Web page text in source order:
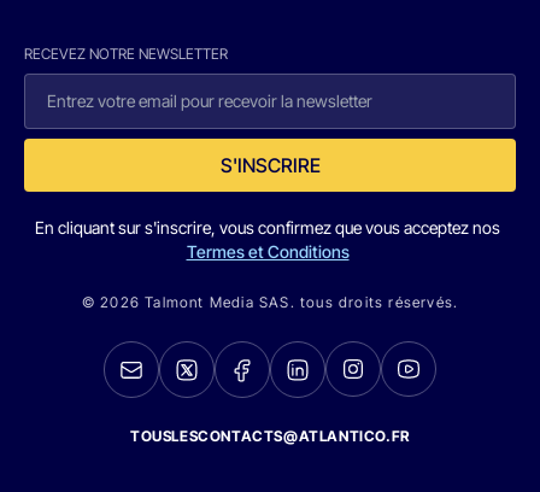
RECEVEZ NOTRE NEWSLETTER
S'INSCRIRE
En cliquant sur s'inscrire, vous confirmez que vous acceptez nos
Termes et Conditions
© 2026 Talmont Media SAS. tous droits réservés.
TOUSLESCONTACTS@ATLANTICO.FR